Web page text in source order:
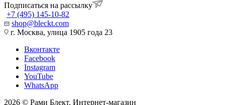
Подписаться на рассылку
+7 (495) 145-10-82
shop@bleckt.com
г. Москва, улица 1905 года 23
Вконтакте
Facebook
Instagram
YouTube
WhatsApp
2026 © Рами Блект. Интернет-магазин